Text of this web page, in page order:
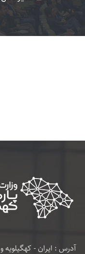
آدرس : ایران - کهگیلویه